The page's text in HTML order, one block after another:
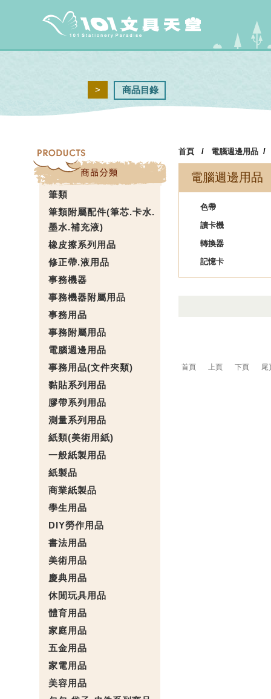
> 商品目錄
筆類
筆類附屬配件(筆芯.卡水.
墨水.補充液)
橡皮擦系列用品
修正帶.液用品
事務機器
事務機器附屬用品
事務用品
事務附屬用品
電腦週邊用品
事務用品(文件夾類)
黏貼系列用品
膠帶系列用品
測量系列用品
紙類(美術用紙)
一般紙製用品
紙製品
商業紙製品
學生用品
DIY勞作用品
書法用品
美術用品
慶典用品
休閒玩具用品
體育用品
家庭用品
五金用品
家電用品
美容用品
首頁 / 電腦週邊用品
電腦週邊用品
色帶
讀卡機
轉換器
記憶卡
首頁 上頁 下頁 尾